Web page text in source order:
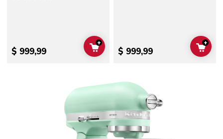
$ 999,99 ADD TO CART
+
$ 999,99 ADD
+